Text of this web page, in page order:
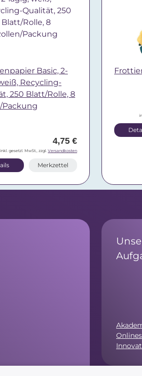
Basic, 2-
Recycling-
250 Blatt/Rolle, 8
Packung
4,75 €
inkl. gesetzl. MwSt., zzgl. Versandkosten
Merkzettel